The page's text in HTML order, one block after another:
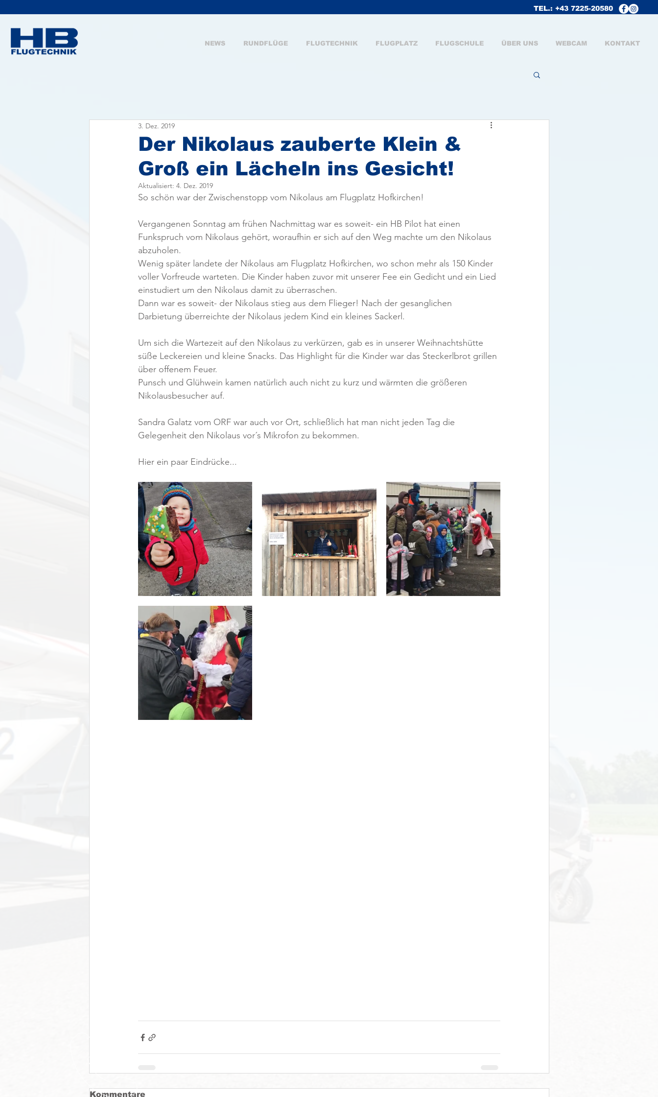
TEL.: +43 7225-20580
NEWS RUNDFLÜGE FLUGTECHNIK FLUGPLATZ FLUGSCHULE ÜBER UNS WEBCAM KONTAKT
Der Nikolaus zauberte Klein &
Groß ein Lächeln ins Gesicht!
3. Dez. 2019
Aktualisiert: 4. Dez. 2019
So schön war der Zwischenstopp vom Nikolaus am Flugplatz Hofkirchen!
Vergangenen Sonntag am frühen Nachmittag war es soweit- ein HB Pilot hat einen
Funkspruch vom Nikolaus gehört, woraufhin er sich auf den Weg machte um den Nikolaus
abzuholen.
Wenig später landete der Nikolaus am Flugplatz Hofkirchen, wo schon mehr als 150 Kinder
voller Vorfreude warteten. Die Kinder haben zuvor mit unserer Fee ein Gedicht und ein Lied
einstudiert um den Nikolaus damit zu überraschen.
Dann war es soweit- der Nikolaus stieg aus dem Flieger! Nach der gesanglichen
Darbietung überreichte der Nikolaus jedem Kind ein kleines Sackerl.
Um sich die Wartezeit auf den Nikolaus zu verkürzen, gab es in unserer Weihnachtshütte
süße Leckereien und kleine Snacks. Das Highlight für die Kinder war das Steckerlbrot grillen
über offenem Feuer.
Punsch und Glühwein kamen natürlich auch nicht zu kurz und wärmten die größeren
Nikolausbesucher auf.
Sandra Galatz vom ORF war auch vor Ort, schließlich hat man nicht jeden Tag die
Gelegenheit den Nikolaus vor´s Mikrofon zu bekommen.
Hier ein paar Eindrücke...
Kommentare